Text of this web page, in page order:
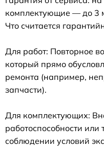
комплектующие — до 3
Что считается
Для работ: Повторное
который прямо
ремонта (например,
запчасти).
Для комплектующих:
работоспособности
соблюдении условий